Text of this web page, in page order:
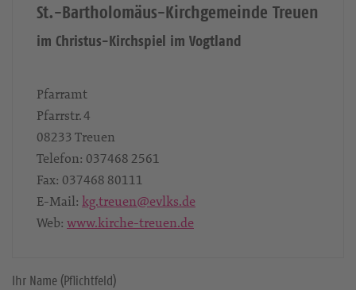
St.-Bartholomäus-Kirchgemeinde Treuen
im Christus-Kirchspiel im Vogtland
Pfarramt
Pfarrstr. 4
08233Treuen
Telefon: 037468 2561
Fax: 037468 80111
E-Mail: kg.treuen@evlks.de
Web: www.kirche-treuen.de
Ihr Name (Pflichtfeld)